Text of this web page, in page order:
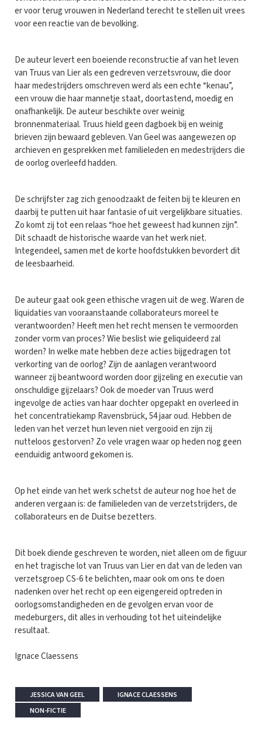
er voor terug vrouwen in Nederland terecht te stellen uit vrees
voor een reactie van de bevolking.
De auteur levert een boeiende reconstructie af van het leven
van Truus van Lier als een gedreven verzetsvrouw, die door
haar medestrijders omschreven werd als een echte “kenau”,
een vrouw die haar mannetje staat, doortastend, moedig en
onafhankelijk. De auteur beschikte over weinig
bronnenmateriaal. Truus hield geen dagboek bij en weinig
brieven zijn bewaard gebleven. Van Geel was aangewezen op
archieven en gesprekken met familieleden en medestrijders die
de oorlog overleefd hadden.
De schrijfster zag zich genoodzaakt de feiten bij te kleuren en
daarbij te putten uit haar fantasie of uit vergelijkbare situaties.
Zo komt zij tot een relaas “hoe het geweest had kunnen zijn”.
Dit schaadt de historische waarde van het werk niet.
Integendeel, samen met de korte hoofdstukken bevordert dit
de leesbaarheid.
De auteur gaat ook geen ethische vragen uit de weg. Waren de
liquidaties van vooraanstaande collaborateurs moreel te
verantwoorden? Heeft men het recht mensen te vermoorden
zonder vorm van proces? Wie beslist wie geliquideerd zal
worden? In welke mate hebben deze acties bijgedragen tot
verkorting van de oorlog? Zijn de aanlagen verantwoord
wanneer zij beantwoord worden door gijzeling en executie van
onschuldige gijzelaars? Ook de moeder van Truus werd
ingevolge de acties van haar dochter opgepakt en overleed in
het concentratiekamp Ravensbrück, 54 jaar oud. Hebben de
leden van het verzet hun leven niet vergooid en zijn zij
nutteloos gestorven? Zo vele vragen waar op heden nog geen
eenduidig antwoord gekomen is.
Op het einde van het werk schetst de auteur nog hoe het de
anderen vergaan is: de familieleden van de verzetstrijders, de
collaborateurs en de Duitse bezetters.
Dit boek diende geschreven te worden, niet alleen om de figuur
en het tragische lot van Truus van Lier en dat van de leden van
verzetsgroep CS-6 te belichten, maar ook om ons te doen
nadenken over het recht op een eigengereid optreden in
oorlogsomstandigheden en de gevolgen ervan voor de
medeburgers, dit alles in verhouding tot het uiteindelijke
resultaat.
Ignace Claessens
JESSICA VAN GEEL
IGNACE CLAESSENS
NON-FICTIE